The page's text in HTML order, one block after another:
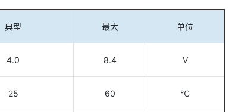
典型 最大 单位
4.0 8.4 V
25 60 ℃